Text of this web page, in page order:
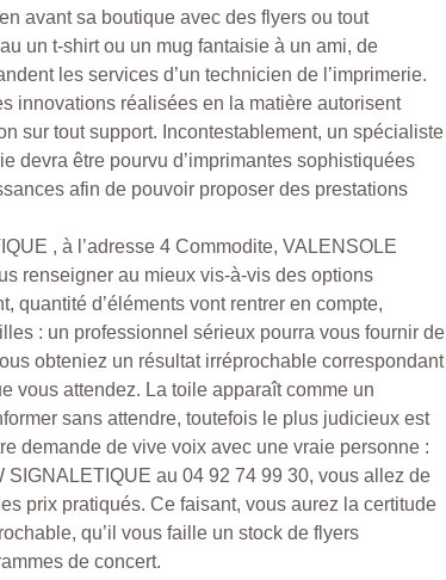
avant sa boutique avec des flyers ou tout
un t-shirt ou un mug fantaisie à un ami, de
les services d’un technicien de l’imprimerie.
innovations réalisées en la matière autorisent
sur tout support. Incontestablement, un spécialiste
devra être pourvu d’imprimantes sophistiquées
afin de pouvoir proposer des prestations
, à l’adresse 4 Commodite, VALENSOLE
renseigner au mieux vis-à-vis des options
quantité d’éléments vont rentrer en compte,
: un professionnel sérieux pourra vous fournir de
obteniez un résultat irréprochable correspondant
vous attendez. La toile apparaît comme un
sans attendre, toutefois le plus judicieux est
demande de vive voix avec une vraie personne :
SIGNALETIQUE au 04 92 74 99 30, vous allez de
prix pratiqués. Ce faisant, vous aurez la certitude
qu’il vous faille un stock de flyers
de concert.